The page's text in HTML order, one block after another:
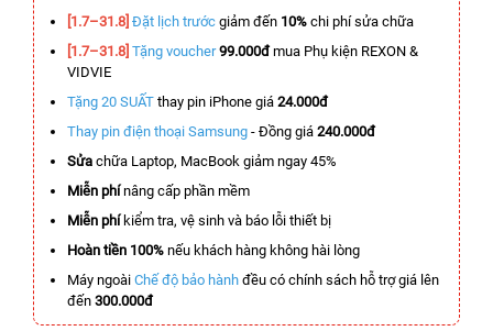
[1.7–31.8] Đặt lịch trước giảm đến 10% chi phí sửa chữa
[1.7–31.8] Tặng voucher 99.000đmua Phụ kiện REXON &
VIDVIE
Tặng 20 SUẤT thay pin iPhone giá 24.000đ
Thay pin điện thoại Samsung - Đồng giá 240.000đ
Sửa chữa Laptop, MacBook giảm ngay 45%
Miễn phínâng cấp phần mềm
Miễn phíkiểm tra, vệ sinh và báo lỗi thiết bị
Hoàn tiền 100% nếu khách hàng không hài lòng
Máy ngoài Chế độ bảo hành đều có chính sách hỗ trợ giá lên
đến 300.000đ